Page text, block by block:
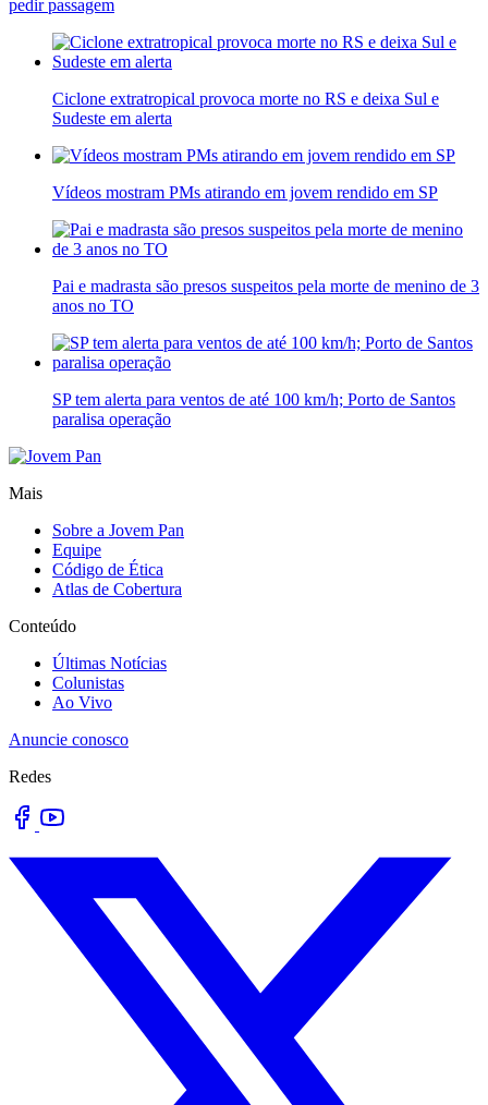
pedir passagem
Ciclone extratropical provoca morte no RS e deixa Sul e
Sudeste em alerta
Vídeos mostram PMs atirando em jovem rendido em SP
Pai e madrasta são presos suspeitos pela morte de menino de 3
anos no TO
SP tem alerta para ventos de até 100 km/h; Porto de Santos
paralisa operação
Mais
Sobre a Jovem Pan
Equipe
Código de Ética
Atlas de Cobertura
Conteúdo
Últimas Notícias
Colunistas
Ao Vivo
Anuncie conosco
Redes